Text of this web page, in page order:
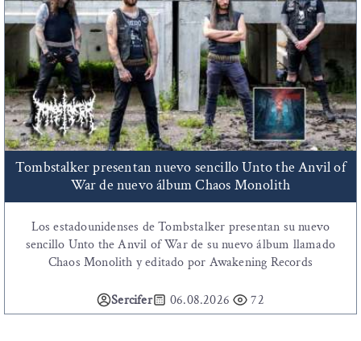
Tombstalker presentan nuevo sencillo Unto the Anvil of
War de nuevo álbum Chaos Monolith
Los estadounidenses de Tombstalker presentan su nuevo
sencillo Unto the Anvil of War de su nuevo álbum llamado
Chaos Monolith y editado por Awakening Records
Sercifer 06.08.2026 72